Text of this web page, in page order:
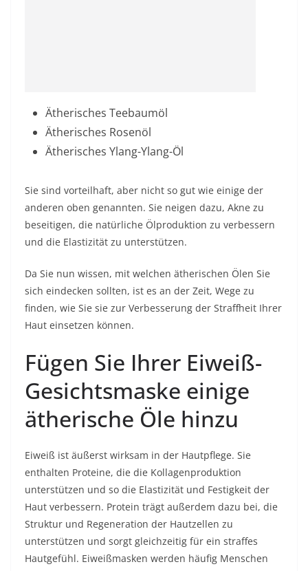
Ätherisches Teebaumöl
Ätherisches Rosenöl
Ätherisches Ylang-Ylang-Öl
Sie sind vorteilhaft, aber nicht so gut wie einige der
anderen oben genannten. Sie neigen dazu, Akne zu
beseitigen, die natürliche Ölproduktion zu verbessern
und die Elastizität zu unterstützen.
Da Sie nun wissen, mit welchen ätherischen Ölen Sie
sich eindecken sollten, ist es an der Zeit, Wege zu
finden, wie Sie sie zur Verbesserung der Straffheit Ihrer
Haut einsetzen können.
Fügen Sie Ihrer Eiweiß-
Gesichtsmaske einige
ätherische Öle hinzu
Eiweiß ist äußerst wirksam in der Hautpflege. Sie
enthalten Proteine, die die Kollagenproduktion
unterstützen und so die Elastizität und Festigkeit der
Haut verbessern. Protein trägt außerdem dazu bei, die
Struktur und Regeneration der Hautzellen zu
unterstützen und sorgt gleichzeitig für ein straffes
Hautgefühl. Eiweißmasken werden häufig Menschen